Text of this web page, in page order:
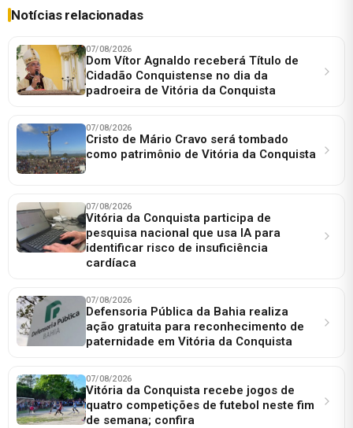
Notícias relacionadas
07/08/2026
Dom Vítor Agnaldo receberá Título de
Cidadão Conquistense no dia da
padroeira de Vitória da Conquista
07/08/2026
Cristo de Mário Cravo será tombado
como patrimônio de Vitória da Conquista
07/08/2026
Vitória da Conquista participa de
pesquisa nacional que usa IA para
identificar risco de insuficiência
cardíaca
07/08/2026
Defensoria Pública da Bahia realiza
ação gratuita para reconhecimento de
paternidade em Vitória da Conquista
07/08/2026
Vitória da Conquista recebe jogos de
quatro competições de futebol neste fim
de semana; confira